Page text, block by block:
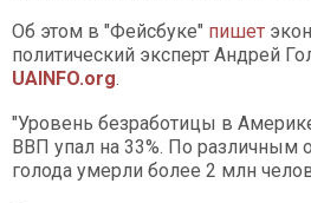
Об этом в "Фейсбуке" пишет
политический эксперт Андрей
UAINFO.org.
"Уровень безработицы в
ВВП упал на 33%. По
голода умерли более 2 млн